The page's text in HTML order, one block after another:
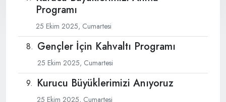
Programı
25 Ekim 2025, Cumartesi
Gençler İçin Kahvaltı Programı
25 Ekim 2025, Cumartesi
Kurucu Büyüklerimizi Anıyoruz
25 Ekim 2025, Cumartesi